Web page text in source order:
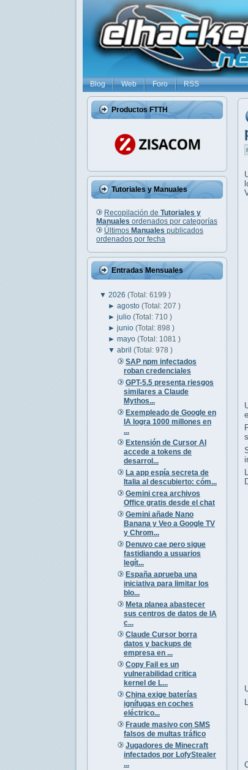
Blog Web Foro RSS
Productos FTTH
Tutoriales y Manuales
Recopilación de Tutoriales y
Manuales ordenados por categorías
Últimos Manuales publicados
ordenados por fecha
Entradas Mensuales
▼ 2026 (Total: 6199 )
►agosto(Total: 207 )
►julio(Total: 710 )
►junio(Total: 898 )
►mayo(Total: 1081 )
▼abril(Total: 978 )
SAP npm infectados
roban credenciales
GPT-5.5 presenta riesgos
similares a Claude
Mythos...
Exempleado de Google en
IA logra 1000 millones en
...
Extensión de Cursor AI
accede a tokens de
desarrol...
La app espía secreta de
Italia al descubierto: cóm...
Gemini crea archivos
Office gratis desde el chat
Gemini añade Nano
Banana y Veo a Google TV
y Chrom...
Denuvo cae pero sigue
fastidiando a usuarios
legít...
España aprueba una
iniciativa para limitar los
blo...
Meta planea abastecer
sus centros de datos de IA
c...
Claude Cursor borra
datos y backups de
empresa en ...
Copy Fail es un
vulnerabilidad critica
kernel de L...
China exige baterías
ignífugas en coches
eléctrico...
Fraude masivo con SMS
falsos de multas tráfico
Jugadores de Minecraft
infectados por LofyStealer
...